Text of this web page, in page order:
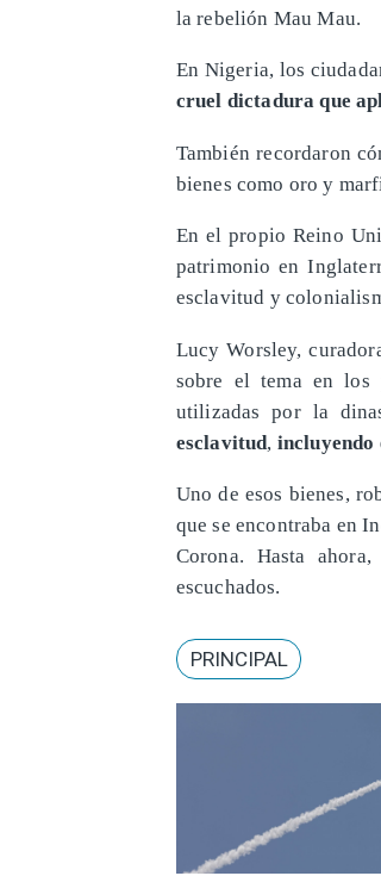
la rebelión Mau Mau.
En Nigeria, los
cruel dictadura que
También recordaron
bienes como oro y
En el propio Reino
patrimonio en
esclavitud y
Lucy Worsley,
sobre el tema en los
utilizadas por la
esclavitud, incluyendo
Uno de esos bienes,
que se encontraba en
Corona. Hasta
escuchados.
PRINCIPAL